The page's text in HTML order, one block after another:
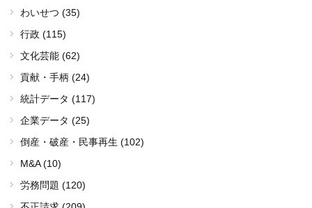
わいせつ (35)
行政 (115)
文化芸能 (62)
貢献・手柄 (24)
統計データ (117)
企業データ (25)
倒産・破産・民事再生 (102)
M&A (10)
労務問題 (120)